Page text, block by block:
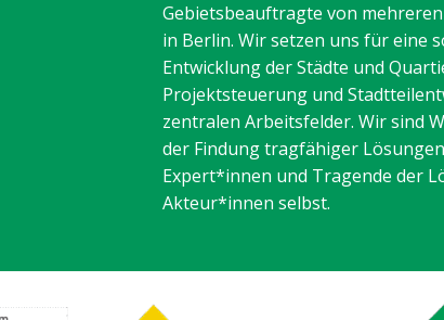
Gebietsbeauftragte von
in Berlin. Wir setzen uns für eine
Entwicklung der Städte und
Projektsteuerung und
zentralen Arbeitsfelder. Wir sind
der Findung tragfähiger
Expert*innen und Tragende der
Akteur*innen selbst.